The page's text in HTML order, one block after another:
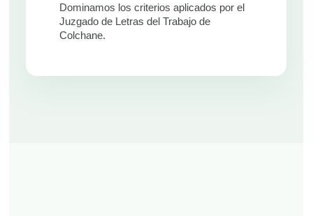
Dominamos los criterios aplicados por el
Juzgado de Letras del Trabajo de
Colchane.